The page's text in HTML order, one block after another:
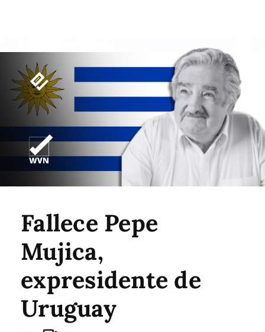
Fallece Pepe
Mujica,
expresidente de
Uruguay